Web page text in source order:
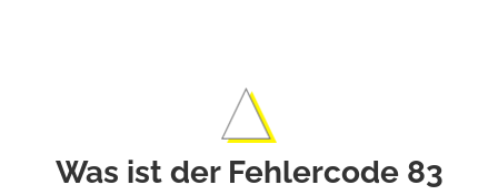
Was ist der Fehlercode 83